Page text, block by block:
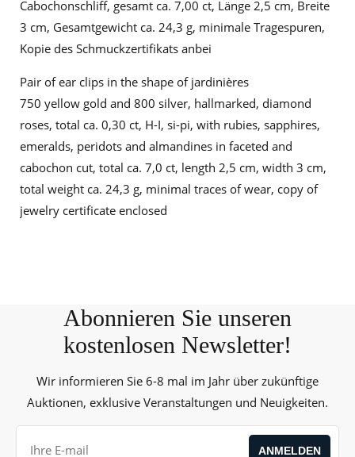
Cabochonschliff, gesamt ca. 7,00 ct, Länge 2,5 cm, Breite
3 cm, Gesamtgewicht ca. 24,3 g, minimale Tragespuren,
Kopie des Schmuckzertifikats anbei
Pair of ear clips in the shape of jardinières
750 yellow gold and 800 silver, hallmarked, diamond
roses, total ca. 0,30 ct, H-I, si-pi, with rubies, sapphires,
emeralds, peridots and almandines in faceted and
cabochon cut, total ca. 7,0 ct, length 2,5 cm, width 3 cm,
total weight ca. 24,3 g, minimal traces of wear, copy of
jewelry certificate enclosed
Abonnieren Sie unseren
kostenlosen Newsletter!
Wir informieren Sie 6-8 mal im Jahr über zukünftige
Auktionen, exklusive Veranstaltungen und Neuigkeiten.